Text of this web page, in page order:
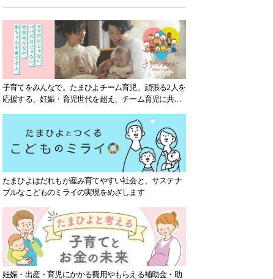
子育てをみんなで。たまひよチーム育児。頑張る2人を
応援する、妊娠・育児世代を超え、チーム育児に共感
たまひよはだれもが産み育てやすい社会と、サステナ
ブルなこどものミライの実現をめざします
妊娠・出産・育児にかかる費用やもらえる補助金・助